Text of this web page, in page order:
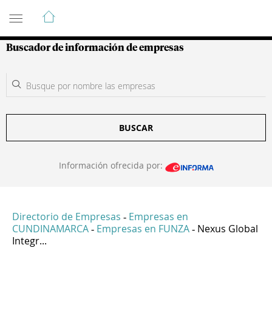
Guía de Empresas Colombianas
Buscador de información de empresas
BUSCAR
Información ofrecida por:
Directorio de Empresas - Empresas en
CUNDINAMARCA - Empresas en FUNZA - Nexus Global
Integr...